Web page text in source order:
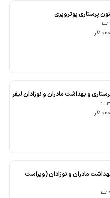
پرستاری پوتروپری
نگر
و بهداشت مادران و نوزادان لیفر
نگر
مادران و نوزادان (ویراست